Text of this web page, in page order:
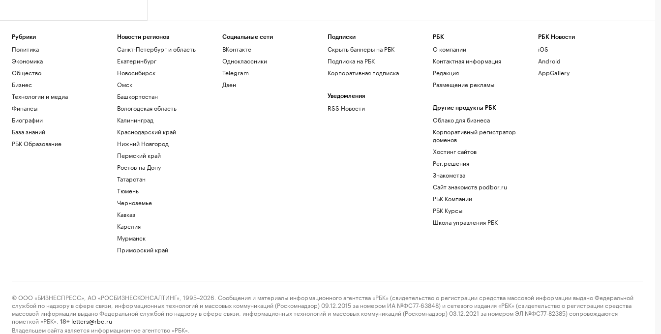
Рубрики
Политика
Экономика
Общество
Бизнес
Технологии и медиа
Финансы
Биографии
База знаний
РБК Образование
Новости регионов
Санкт-Петербург и область
Екатеринбург
Новосибирск
Омск
Башкортостан
Вологодская область
Калининград
Краснодарский край
Нижний Новгород
Пермский край
Ростов-на-Дону
Татарстан
Тюмень
Черноземье
Кавказ
Карелия
Мурманск
Приморский край
Социальные сети
ВКонтакте
Одноклассники
Telegram
Дзен
Подписки
Скрыть баннеры на РБК
Подписка на РБК
Корпоративная подписка
Уведомления
RSS Новости
РБК
О компании
Контактная информация
Редакция
Размещение рекламы
Другие продукты РБК
Облако для бизнеса
Корпоративный регистратор
доменов
Хостинг сайтов
Рег.решения
Знакомства
Сайт знакомств podbor.ru
РБК Компании
РБК Курсы
Школа управления РБК
РБК Новости
iOS
Android
AppGallery
© ООО «БИЗНЕСПРЕСС», АО «РОСБИЗНЕСКОНСАЛТИНГ», 1995–2026. Сообщения и материалы информационного агентства «РБК» (свидетельство о регистрации средства массовой информации выдано Федеральной
службой по надзору в сфере связи, информационных технологий и массовых коммуникаций (Роскомнадзор) 09.12.2015 за номером ИА №ФС77-63848) и сетевого издания «РБК» (свидетельство о регистрации средства
массовой информации выдано Федеральной службой по надзору в сфере связи, информационных технологий и массовых коммуникаций (Роскомнадзор) 03.12.2021 за номером ЭЛ №ФС77-82385) сопровождаются
пометкой «РБК».
18+ letters@rbc.ru
Владельцем сайта является информационное агентство «РБК».